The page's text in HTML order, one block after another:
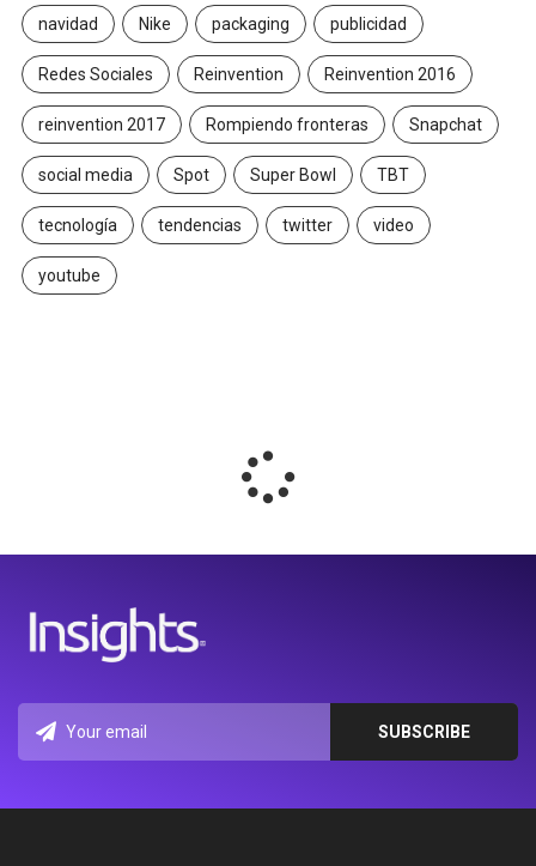
navidad Nike packaging publicidad
Redes Sociales Reinvention Reinvention 2016
reinvention 2017 Rompiendo fronteras Snapchat
social media Spot Super Bowl TBT
tecnología tendencias twitter video
youtube